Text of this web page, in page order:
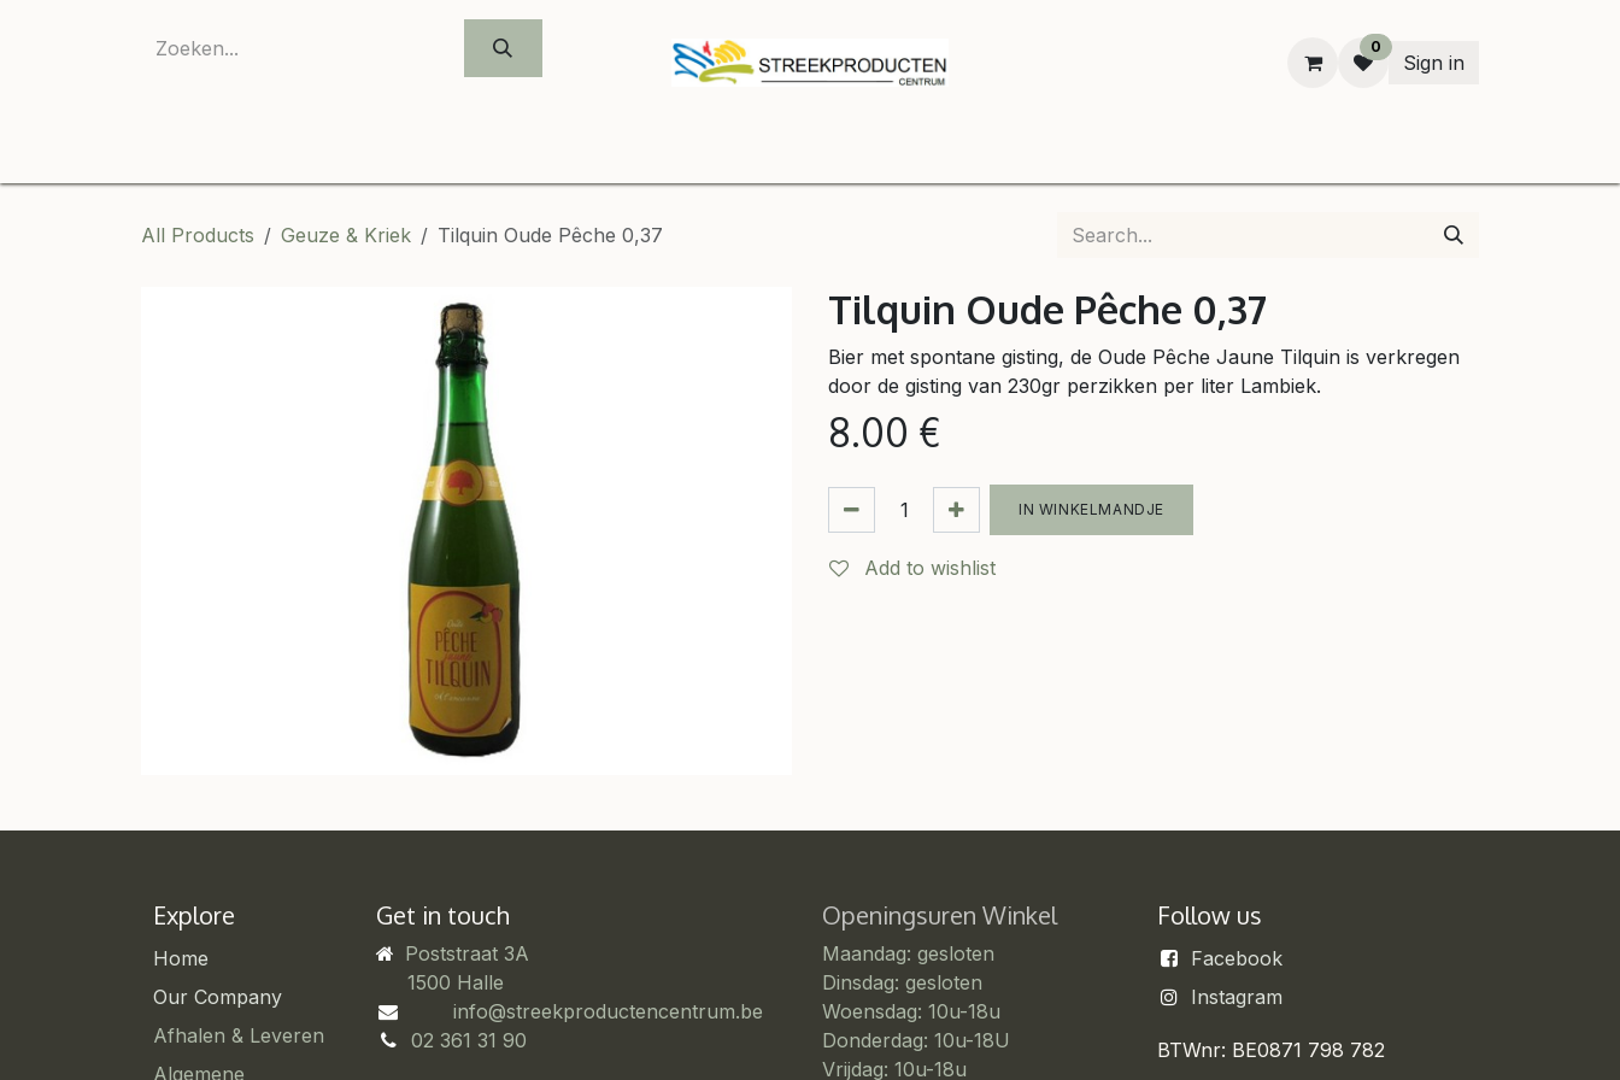
0
Sign in
All Products Geuze & Kriek Tilquin Oude Pêche 0,37
Tilquin Oude Pêche 0,37
Bier met spontane gisting, de Oude Pêche Jaune Tilquin is verkregen
door de gisting van 230gr perzikken per liter Lambiek.
8.00 €
IN WINKELMANDJE
Add to wishlist
Explore
Home
Our Company
Afhalen & Leveren
Algemene
Get in touch
Poststraat 3A
​1500 Halle
info@streekproductencentrum.be
02 361 31 90
Follow us
Facebook
Instagram
BTWnr: BE0871 798 782
Openingsuren Winkel
Maandag: gesloten
Dinsdag: gesloten
Woensdag: 10u-18u
Donderdag: 10u-18U
Vrijdag: 10u-18u